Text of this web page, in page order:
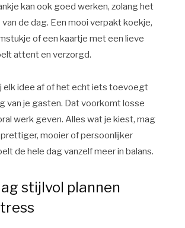
kan ook goed werken, zolang het
de dag. Een mooi verpakt koekje,
of een kaartje met een lieve
attent en verzorgd.
elk idee af of het echt iets toevoegt
van je gasten. Dat voorkomt losse
werk geven. Alles wat je kiest, mag
mooier of persoonlijker
de hele dag vanzelf meer in balans.
stijlvol plannen